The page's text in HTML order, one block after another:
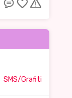
SMS/Grafiti